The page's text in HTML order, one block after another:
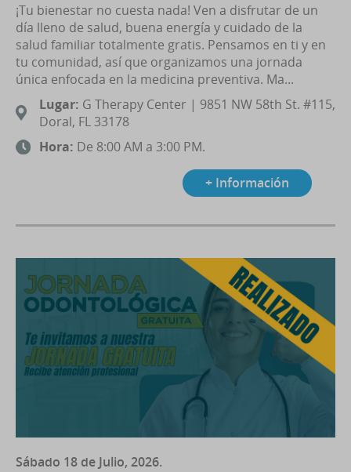
¡Tu bienestar no cuesta nada! Ven a disfrutar de un
día lleno de salud, buena energía y cuidado de la
salud familiar totalmente gratis. Pensamos en ti y en
tu comunidad, así que organizamos una jornada
única enfocada en la medicina preventiva. Ma...
Lugar: G Therapy Center | 9851 NW 58th St. #115,
Doral, FL 33178
Hora: De 8:00 AM a 3:00 PM.
+ Información
Sábado 18 de Julio, 2026.